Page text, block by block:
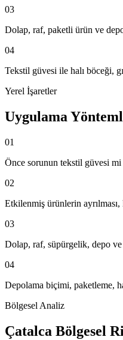
03
Dolap, raf, paketli ürün ve
04
Tekstil güvesi ile halı böceği,
Yerel İşaretler
Uygulama
01
Önce sorunun tekstil güvesi
02
Etkilenmiş ürünlerin
03
Dolap, raf, süpürgelik, depo
04
Depolama biçimi, paketleme,
Bölgesel Analiz
Çatalca Bölgesel